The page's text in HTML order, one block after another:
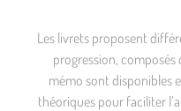
Les livrets proposent
progression, composés
mémo sont disponibles
théoriques pour faciliter